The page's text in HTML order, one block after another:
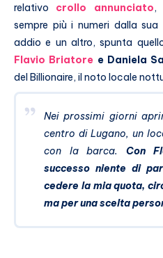
relativo crollo annunciato,
sempre più i numeri dalla
addio e un altro, spunta
Flavio Briatore e Daniela
del Billionaire, il noto locale
Nei prossimi giorni
centro di Lugano, un
con la barca. Con
successo niente di
cedere la mia quota,
ma per una scelta